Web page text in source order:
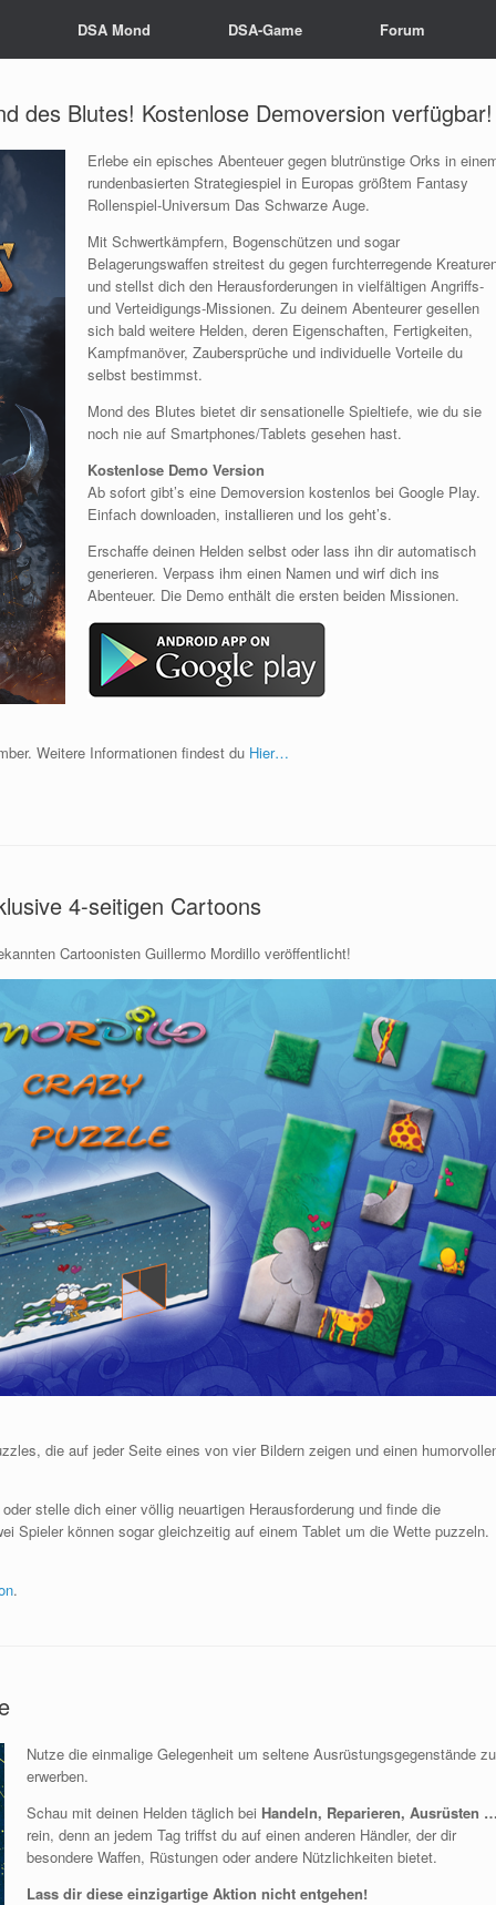
DSA Mond DSA-Game Forum
des Blutes! Kostenlose Demoversion verfügbar!
Erlebe ein episches Abenteuer gegen blutrünstige Orks in
rundenbasierten Strategiespiel in Europas größtem Fantasy
Rollenspiel-Universum Das Schwarze Auge.
Mit Schwertkämpfern, Bogenschützen und sogar
Belagerungswaffen streitest du gegen furchterregende
und stellst dich den Herausforderungen in vielfältigen Angriffs-
und Verteidigungs-Missionen. Zu deinem Abenteurer gesellen
sich bald weitere Helden, deren Eigenschaften, Fertigkeiten,
Kampfmanöver, Zaubersprüche und individuelle Vorteile du
selbst bestimmst.
Mond des Blutes bietet dir sensationelle Spieltiefe, wie du sie
noch nie auf Smartphones/Tablets gesehen hast.
Kostenlose Demo Version
Ab sofort gibt’s eine Demoversion kostenlos bei Google Play.
Einfach downloaden, installieren und los geht’s.
Erschaffe deinen Helden selbst oder lass ihn dir automatisch
generieren. Verpass ihm einen Namen und wirf dich ins
Abenteuer. Die Demo enthält die ersten beiden Missionen.
Weitere Informationen findest du Hier…
4-seitigen Cartoons
Cartoonisten Guillermo Mordillo veröffentlicht!
die auf jeder Seite eines von vier Bildern zeigen und einen
stelle dich einer völlig neuartigen Herausforderung und finde die
Spieler können sogar gleichzeitig auf einem Tablet um die Wette puzzeln.
.
Nutze die einmalige Gelegenheit um seltene Ausrüstungsgegenstände zu
erwerben.
Schau mit deinen Helden täglich bei Handeln, Reparieren, Ausrüsten
rein, denn an jedem Tag triffst du auf einen anderen Händler, der dir
besondere Waffen, Rüstungen oder andere Nützlichkeiten bietet.
Lass dir diese einzigartige Aktion nicht entgehen!